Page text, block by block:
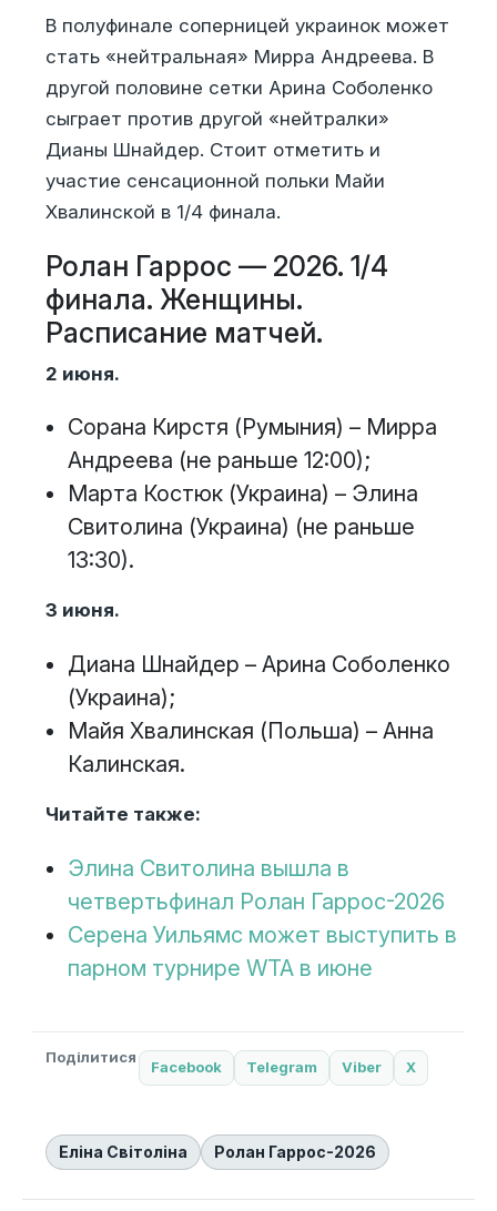
В полуфинале соперницей украинок может
стать «нейтральная» Мирра Андреева. В
другой половине сетки Арина Соболенко
сыграет против другой «нейтралки»
Дианы Шнайдер. Стоит отметить и
участие сенсационной польки Майи
Хвалинской в 1/4 финала.
Ролан Гаррос — 2026. 1/4
финала. Женщины.
Расписание матчей.
2 июня.
Сорана Кирстя (Румыния) – Мирра
Андреева (не раньше 12:00);
Марта Костюк (Украина) – Элина
Свитолина (Украина) (не раньше
13:30).
3 июня.
Диана Шнайдер – Арина Соболенко
(Украина);
Майя Хвалинская (Польша) – Анна
Калинская.
Читайте также:
Элина Свитолина вышла в
четвертьфинал Ролан Гаррос-2026
Серена Уильямс может выступить в
парном турнире WTA в июне
Поділитися
Facebook Telegram Viber X
Еліна Світоліна Ролан Гаррос-2026